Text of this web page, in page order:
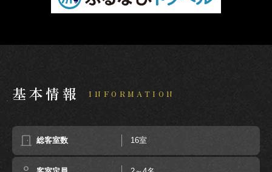
基本情報 INFORMATION
総客室数 16室